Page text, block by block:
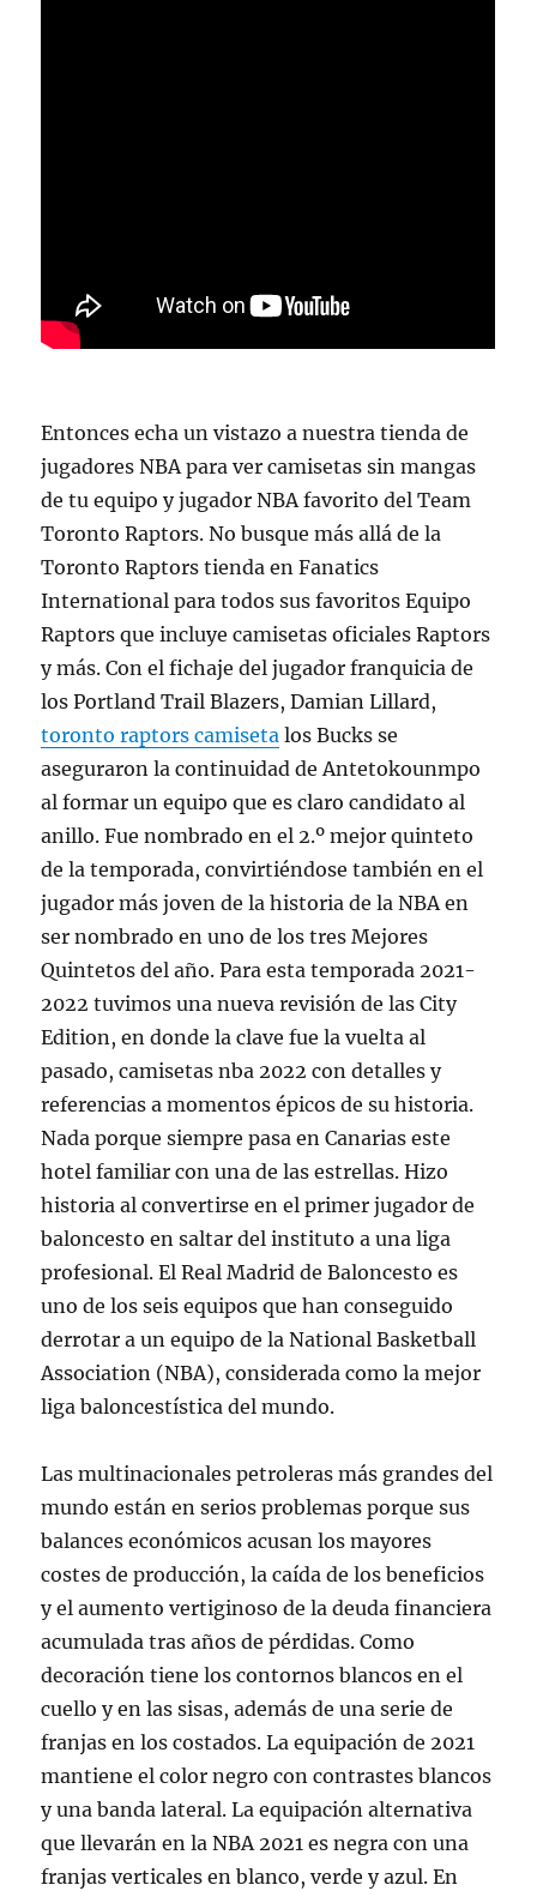
Entonces echa un vistazo a nuestra tienda de
jugadores NBA para ver camisetas sin mangas
de tu equipo y jugador NBA favorito del Team
Toronto Raptors. No busque más allá de la
Toronto Raptors tienda en Fanatics
International para todos sus favoritos Equipo
Raptors que incluye camisetas oficiales Raptors
y más. Con el fichaje del jugador franquicia de
los Portland Trail Blazers, Damian Lillard,
toronto raptors camiseta los Bucks se
aseguraron la continuidad de Antetokounmpo
al formar un equipo que es claro candidato al
anillo. Fue nombrado en el 2.º mejor quinteto
de la temporada, convirtiéndose también en el
jugador más joven de la historia de la NBA en
ser nombrado en uno de los tres Mejores
Quintetos del año. Para esta temporada 2021-
2022 tuvimos una nueva revisión de las City
Edition, en donde la clave fue la vuelta al
pasado, camisetas nba 2022 con detalles y
referencias a momentos épicos de su historia.
Nada porque siempre pasa en Canarias este
hotel familiar con una de las estrellas. Hizo
historia al convertirse en el primer jugador de
baloncesto en saltar del instituto a una liga
profesional. El Real Madrid de Baloncesto es
uno de los seis equipos que han conseguido
derrotar a un equipo de la National Basketball
Association (NBA), considerada como la mejor
liga baloncestística del mundo.
Las multinacionales petroleras más grandes del
mundo están en serios problemas porque sus
balances económicos acusan los mayores
costes de producción, la caída de los beneficios
y el aumento vertiginoso de la deuda financiera
acumulada tras años de pérdidas. Como
decoración tiene los contornos blancos en el
cuello y en las sisas, además de una serie de
franjas en los costados. La equipación de 2021
mantiene el color negro con contrastes blancos
y una banda lateral. La equipación alternativa
que llevarán en la NBA 2021 es negra con una
franjas verticales en blanco, verde y azul. En